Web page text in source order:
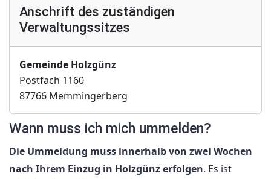
Anschrift des zuständigen
Verwaltungssitzes
Gemeinde Holzgünz
Postfach 1160
87766 Memmingerberg
Wann muss ich mich ummelden?
Die Ummeldung muss innerhalb von zwei Wochen
nach Ihrem Einzug in Holzgünz erfolgen. Es ist